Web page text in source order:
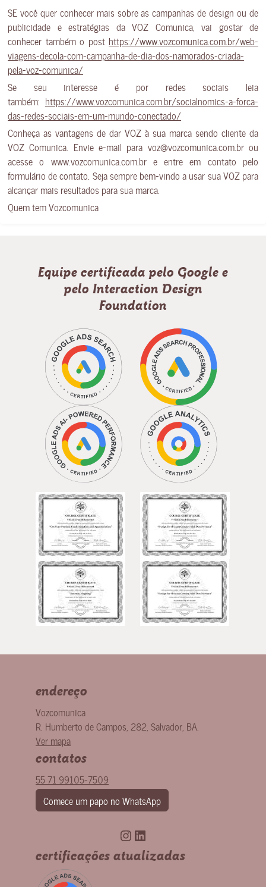
SE você quer conhecer mais sobre as campanhas de design ou de
publicidade e estratégias da VOZ Comunica, vai gostar de
conhecer também o post https://www.vozcomunica.com.br/web-
viagens-decola-com-campanha-de-dia-dos-namorados-criada-
pela-voz-comunica/
Se seu interesse é por redes sociais leia
também: https://www.vozcomunica.com.br/socialnomics-a-forca-
das-redes-sociais-em-um-mundo-conectado/
Conheça as vantagens de dar VOZ à sua marca sendo cliente da
VOZ Comunica. Envie e-mail para voz@vozcomunica.com.br ou
acesse o www.vozcomunica.com.br e entre em contato pelo
formulário de contato. Seja sempre bem-vindo a usar sua VOZ para
alcançar mais resultados para sua marca.
Quem tem Vozcomunica
Equipe certificada pelo Google e
pelo Interaction Design
Foundation
endereço
Vozcomunica
R. Humberto de Campos, 282 Salvador BA
Ver mapa
contatos
55 71 99105-7509
Comece um papo no WhatsApp
Instagram
LinkedIn
certificações atualizadas